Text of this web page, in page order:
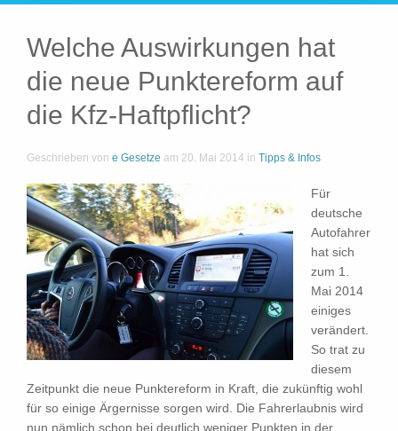
Welche Auswirkungen hat
die neue Punktereform auf
die Kfz-Haftpflicht?
Geschrieben von e Gesetze am 20. Mai 2014 in Tipps & Infos
Für
deutsche
Autofahrer
hat sich
zum 1.
Mai 2014
einiges
verändert.
So trat zu
diesem
Zeitpunkt die neue Punktereform in Kraft, die zukünftig wohl
für so einige Ärgernisse sorgen wird. Die Fahrerlaubnis wird
nun nämlich schon bei deutlich weniger Punkten in der